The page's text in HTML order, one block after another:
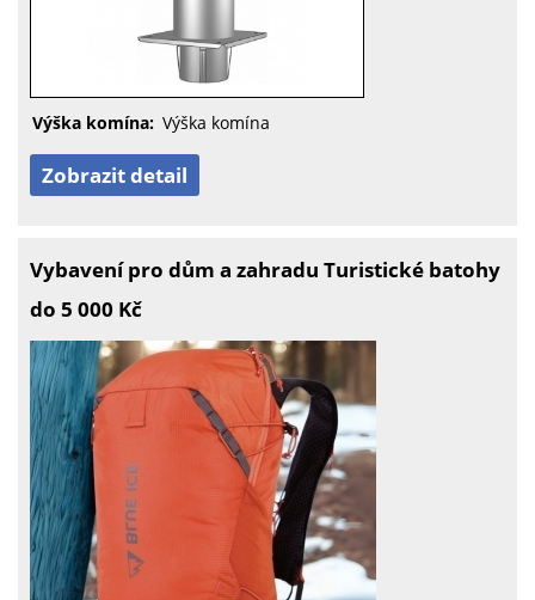
Výška komína: Výška komína
Zobrazit detail
Vybavení pro dům a zahradu Turistické batohy
do 5 000 Kč